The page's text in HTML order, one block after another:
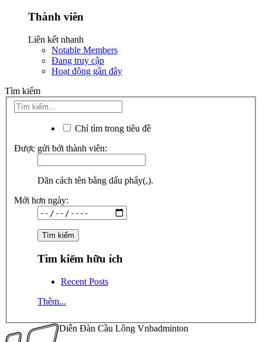
Thành viên
Liên kết nhanh
Notable Members
Đang truy cập
Hoạt động gần đây
Tìm kiếm
Chỉ tìm trong tiêu đề
Được gửi bởi thành viên:
Dãn cách tên bằng dấu phẩy(,).
Mới hơn ngày:
Tìm kiếm hữu ích
Recent Posts
Thêm...
Diễn Đàn Cầu Lông Vnbadminton